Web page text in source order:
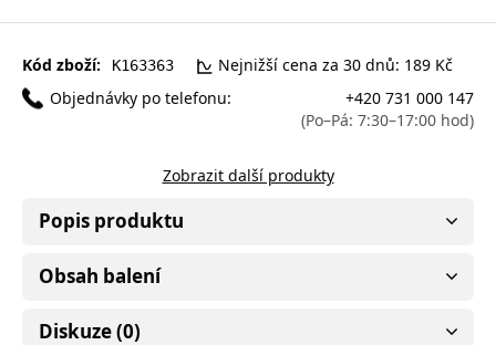
Kód zboží: K163363
Nejnižší cena za 30 dnů: 189 Kč
Objednávky po telefonu:
+420 731 000 147
(Po–Pá: 7:30–17:00 hod)
Zobrazit další produkty
Popis produktu
Obsah balení
Diskuze (0)